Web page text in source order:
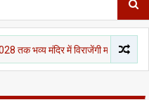
में विराजेंगी मां जानकी, पुनौराधाम के